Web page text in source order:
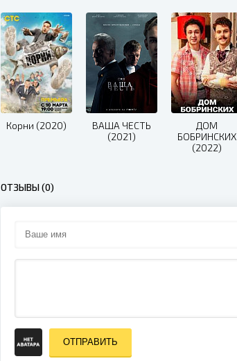
Корни (2020)
ВАША ЧЕСТЬ
(2021)
ДОМ
БОБРИНСКИХ
(2022)
ОТЗЫВЫ (0)
ОТПРАВИТЬ